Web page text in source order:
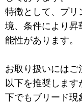
特徴として、プリ
境、条件により昇
能性があります。
お取り扱いには
以下を推奨しま
下でもブリード現